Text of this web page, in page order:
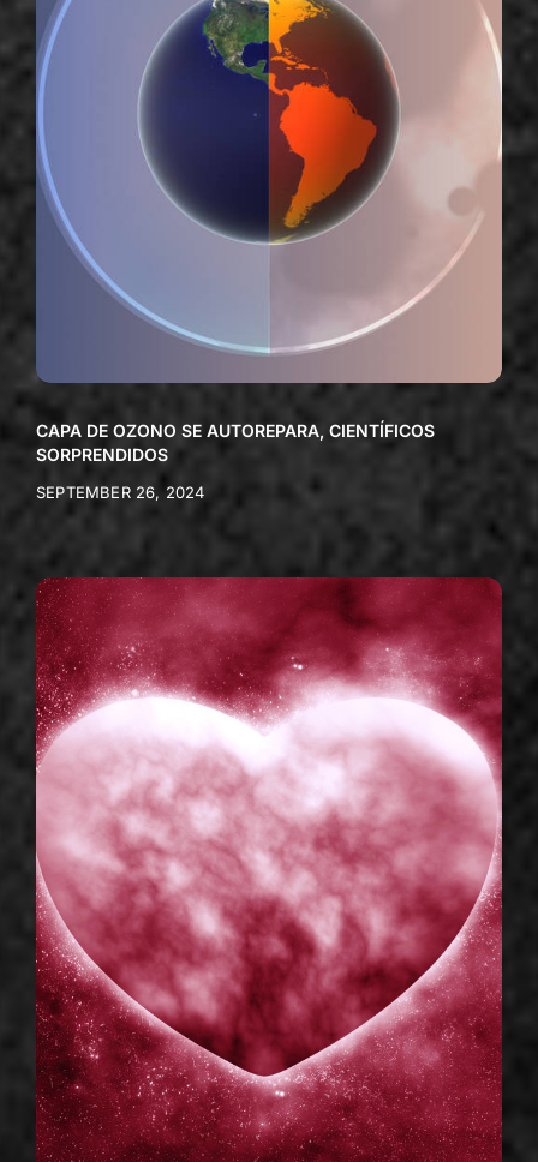
CAPA DE OZONO SE AUTOREPARA, CIENTÍFICOS
SORPRENDIDOS
SEPTEMBER 26, 2024